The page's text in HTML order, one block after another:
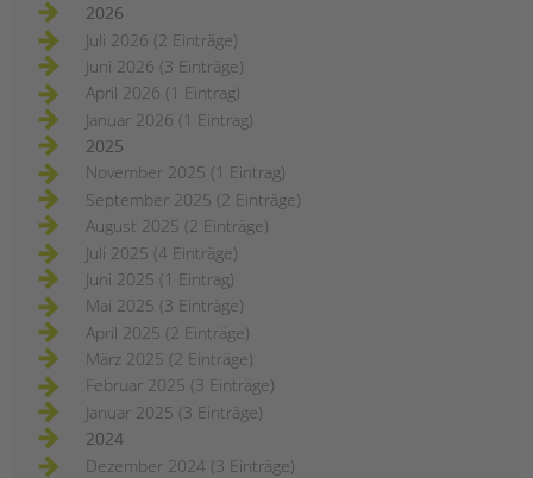
2026
Juli 2026 (2 Einträge)
Juni 2026 (3 Einträge)
April 2026 (1 Eintrag)
Januar 2026 (1 Eintrag)
2025
November 2025 (1 Eintrag)
September 2025 (2 Einträge)
August 2025 (2 Einträge)
Juli 2025 (4 Einträge)
Juni 2025 (1 Eintrag)
Mai 2025 (3 Einträge)
April 2025 (2 Einträge)
März 2025 (2 Einträge)
Februar 2025 (3 Einträge)
Januar 2025 (3 Einträge)
2024
Dezember 2024 (3 Einträge)